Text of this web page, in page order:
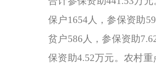
保户1654人，参保资助
贫户586人，参保资助
保资助4.52万元。农村